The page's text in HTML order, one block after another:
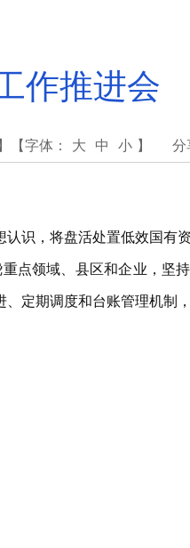
作推进会
分
【字体： 大 中 小 】
识，将盘活处置低效国有
点领域、县区和企业，坚
定期调度和台账管理机制